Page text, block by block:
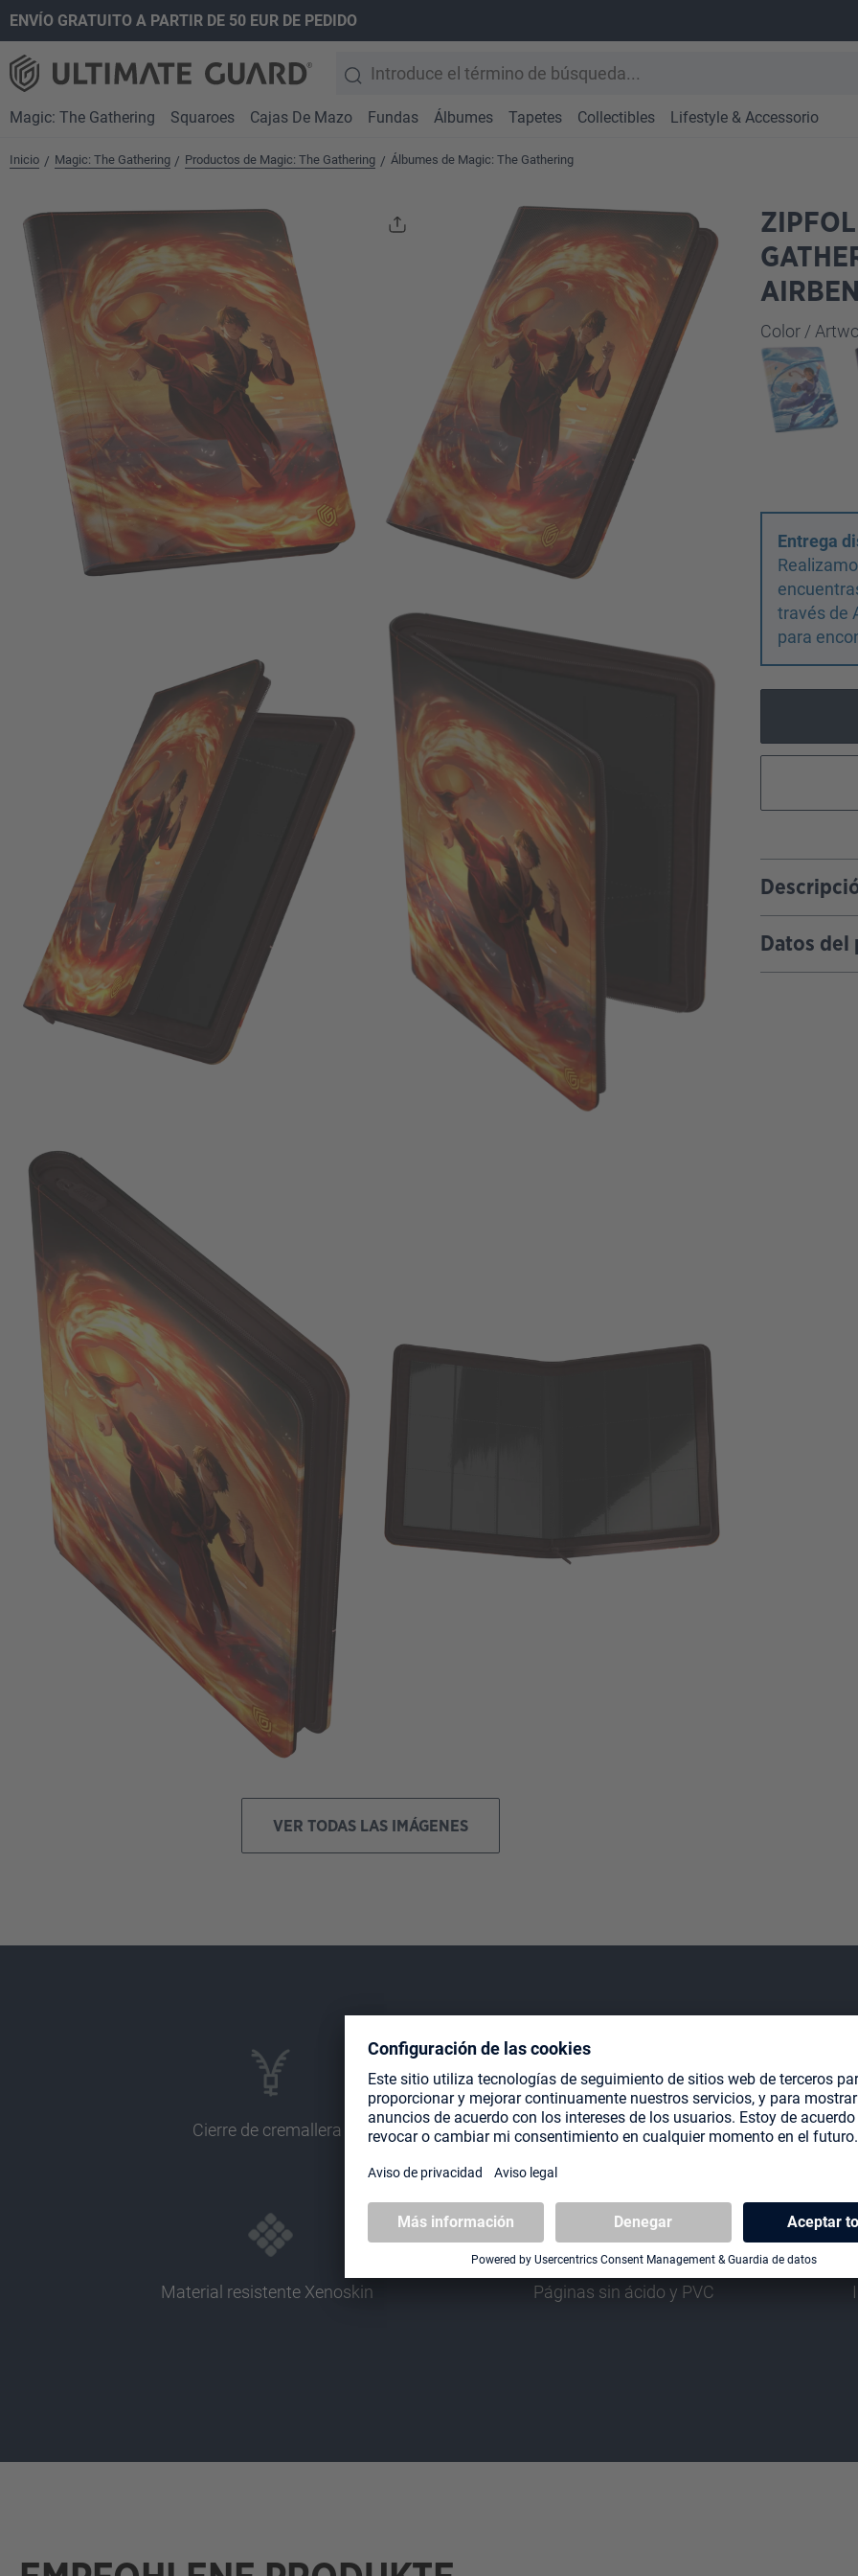
Saltar a la navegación principal
ENVÍO GRATUITO A PARTIR DE 50 EUR DE PEDIDO
Magic: The Gathering Squaroes Cajas De Mazo Fundas Álbumes Tapetes Collectibles Lifestyle & Accessorio
Inicio / Magic: The Gathering / Productos de Magic: The Gathering / Álbumes de Magic: The Gathering
VER TODAS LAS IMÁGENES
Seleccione
Color /
Entrega
través de
para
Datos
Cierre de cremallera Diseñado para cartas en doble funda
Material resistente Xenoskin Páginas sin ácido y PVC